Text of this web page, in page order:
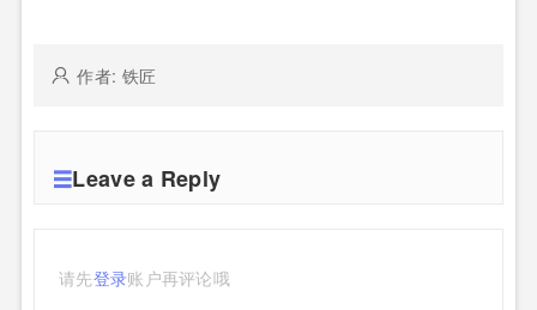
作者: 铁匠
Leave a Reply
请先登录账户再评论哦